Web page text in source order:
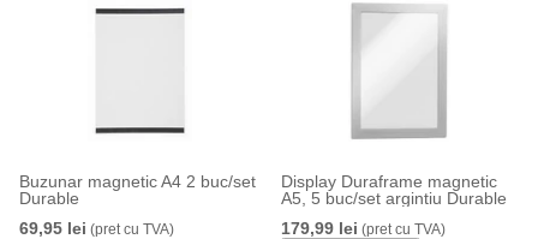
Buzunar magnetic A4 2 buc/set
Durable
69,95 lei (pret cu TVA)
Display Duraframe magnetic
A5, 5 buc/set argintiu Durable
179,99 lei (pret cu TVA)